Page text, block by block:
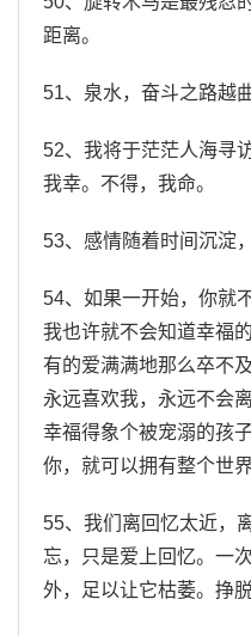
距离。
51、泉水，奋斗之路越
52、我将于茫茫人海寻
我幸。不得，我命。
53、感情随着时间沉淀
54、如果一开始，你就
我也许就不会知道幸福
有的爱满满地那么卒不
永远喜欢我，永远不会
幸福得象个被宠溺的孩
你，就可以拥有整个世界
55、我们离回忆太近，
忘，只是爱上回忆。一
外，足以让它枯萎。挣